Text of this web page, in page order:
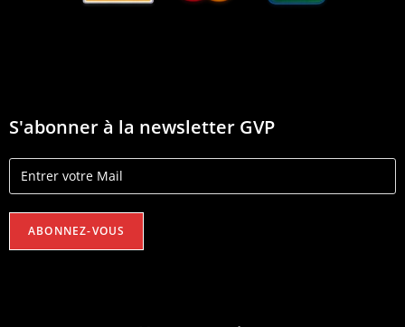
S'abonner à la newsletter GVP